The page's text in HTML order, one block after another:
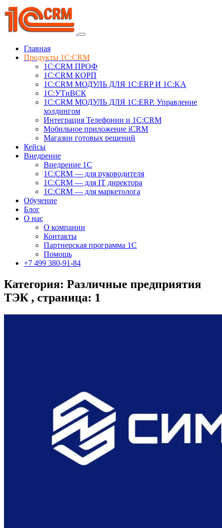
Главная
Продукты 1C:CRM
1С:CRM ПРОФ
1С:CRM КОРП
1С:CRM МОДУЛЬ ДЛЯ 1C:ERP И 1C:KA
1C:УТиВСК
1С:CRM МОДУЛЬ ДЛЯ 1C:ERP. Управление
холдингом
Интеграция Телефонии и 1C:CRM
Мобильное приложение iCRM
Магазин готовых решений
Кейсы
Внедрение
Внедрение 1C
1С:CRM — для руководителя
1С:CRM — для IT директора
1С:CRM — для маркетолога
Обучение
Блог
О нас
О компании
Контакты
Партнерская программа 1С
Помощь
+7 499 380-91-84
Категория: Различные предприятия
ТЭК , страница: 1